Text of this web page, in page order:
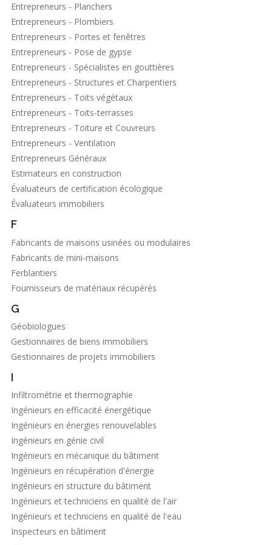
Entrepreneurs - Planchers
Entrepreneurs - Plombiers
Entrepreneurs - Portes et fenêtres
Entrepreneurs - Pose de gypse
Entrepreneurs - Spécialistes en gouttières
Entrepreneurs - Structures et Charpentiers
Entrepreneurs - Toits végétaux
Entrepreneurs - Toits-terrasses
Entrepreneurs - Toiture et Couvreurs
Entrepreneurs - Ventilation
Entrepreneurs Généraux
Estimateurs en construction
Évaluateurs de certification écologique
Évaluateurs immobiliers
F
Fabricants de maisons usinées ou modulaires
Fabricants de mini-maisons
Ferblantiers
Fournisseurs de matériaux récupérés
G
Géobiologues
Gestionnaires de biens immobiliers
Gestionnaires de projets immobiliers
I
Infiltrométrie et thermographie
Ingénieurs en efficacité énergétique
Ingénieurs en énergies renouvelables
Ingénieurs en génie civil
Ingénieurs en mécanique du bâtiment
Ingénieurs en récupération d'énergie
Ingénieurs en structure du bâtiment
Ingénieurs et techniciens en qualité de l'air
Ingénieurs et techniciens en qualité de l'eau
Inspecteurs en bâtiment